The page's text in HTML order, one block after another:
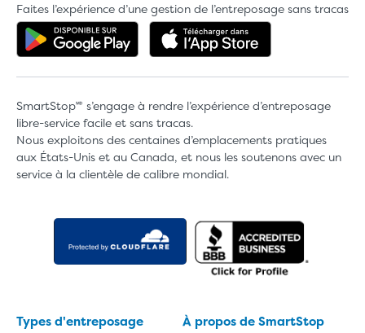
Faites l’expérience d’une gestion de l’entreposage sans tracas
Obtenez l'application dans Google
SmartStop🅫 s’engage à rendre l’expérience d’entreposage
libre-service facile et sans tracas.
Nous exploitons des centaines d’emplacements pratiques
aux États-Unis et au Canada, et nous les soutenons avec un
service à la clientèle de calibre mondial.
Types d'entreposage À propos de SmartStop